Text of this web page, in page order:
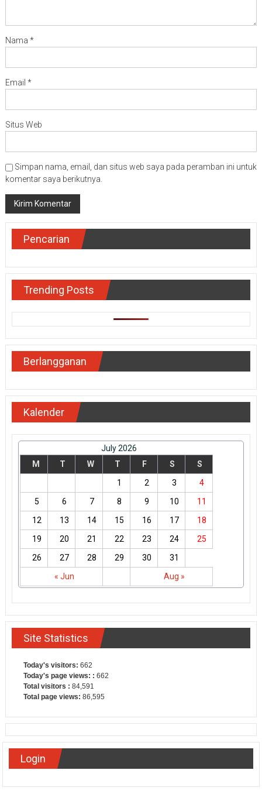
Nama *
Email *
Situs Web
Simpan nama, email, dan situs web saya pada peramban ini untuk
komentar saya berikutnya.
Pencarian
Trending Posts
Berlangganan
Kalender
July 2026
M
T W T F S S
« Jun Aug »
1 2 3
4
5
6 7 8 9 10
11
12
13 14 15 16 17
18
19
20 21 22 23 24
25
26
27 28 29 30 31
Site Statistics
Today's visitors: 662
Today's page views: : 662
Total visitors : 84,591
Total page views: 86,595
Login